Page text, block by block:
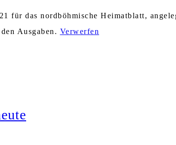
für das nordböhmische Heimatblatt,
Ausgaben. Verwerfen